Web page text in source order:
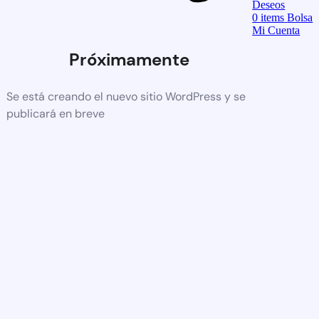
Próximamente
Se está creando el nuevo sitio WordPress y se
publicará en breve
Deseos
0items Bolsa
Mi Cuenta